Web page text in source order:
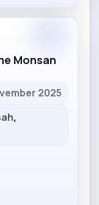
Monsan
2025
,